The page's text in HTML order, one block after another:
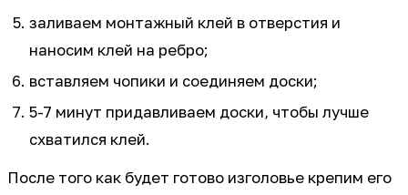
заливаем монтажный клей в отверстия и
наносим клей на ребро;
вставляем чопики и соединяем доски;
5-7 минут придавливаем доски, чтобы лучше
схватился клей.
После того как будет готово изголовье крепим его